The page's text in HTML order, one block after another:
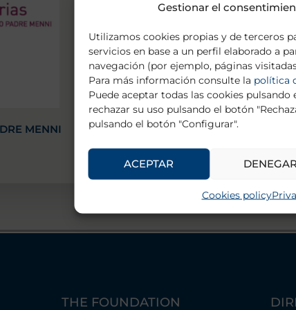
Gestionar el
Utilizamos cookies propias y de terceros
servicios en base a un perfil elaborado a
navegación (por ejemplo, páginas
Para más información consulte la política
Puede aceptar todas las cookies pulsando
rechazar su uso pulsando el botón
pulsando el botón "Configurar".
ACEPTAR DENEGAR
Cookies policy
MENNI
THE FOUNDATION